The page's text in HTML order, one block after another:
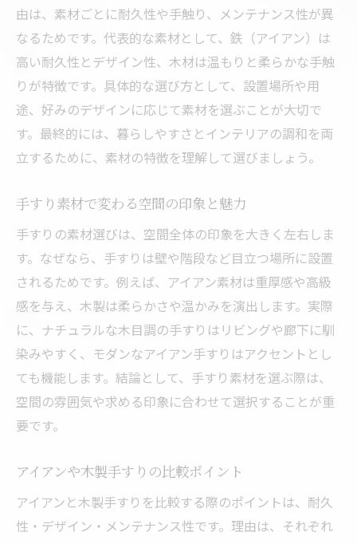
由は、素材ごとに耐久性や手触り、メンテナンス性が異
なるためです。代表的な素材として、鉄（アイアン）は
高い耐久性とデザイン性、木材は温もりと柔らかな手触
りが特徴です。具体的な選び方として、設置場所や用
途、好みのデザインに応じて素材を選ぶことが大切で
す。最終的には、暮らしやすさとインテリアの調和を両
立するために、素材の特徴を理解して選びましょう。
手すり素材で変わる空間の印象と魅力
手すりの素材選びは、空間全体の印象を大きく左右しま
す。なぜなら、手すりは壁や階段など目立つ場所に設置
されるためです。例えば、アイアン素材は重厚感や高級
感を与え、木製は柔らかさや温かみを演出します。実際
に、ナチュラルな木目調の手すりはリビングや廊下に馴
染みやすく、モダンなアイアン手すりはアクセントとし
ても機能します。結論として、手すり素材を選ぶ際は、
空間の雰囲気や求める印象に合わせて選択することが重
要です。
アイアンや木製手すりの比較ポイント
アイアンと木製手すりを比較する際のポイントは、耐久
性・デザイン・メンテナンス性です。理由は、それぞれ